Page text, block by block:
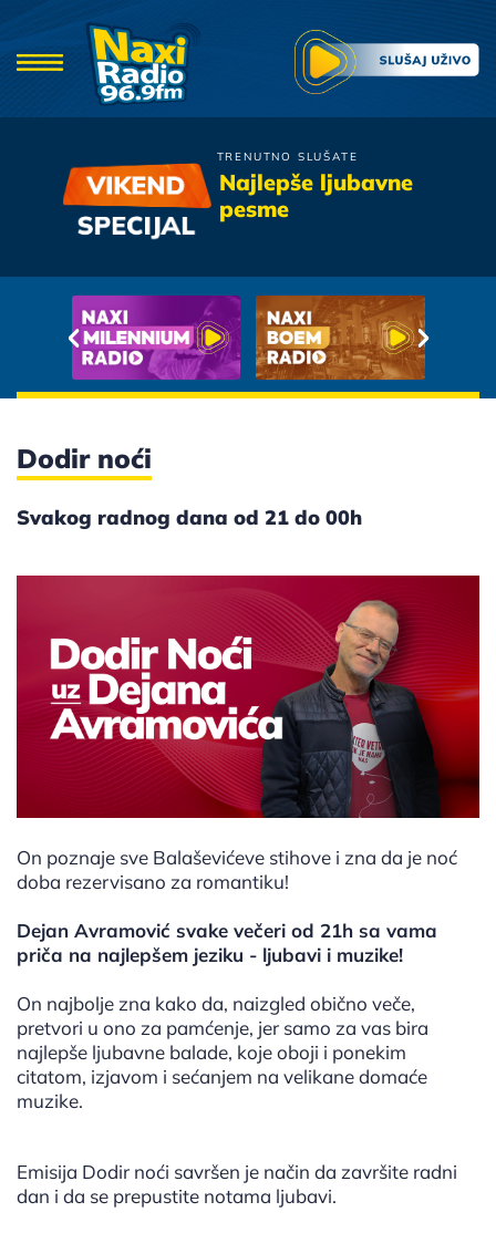
TRENUTNO SLUŠATE
Najlepše ljubavne
pesme
Zana
Ozenices Se Ti
Dodir noći
Svakog radnog dana od 21 do 00h
On poznaje sve Balaševićeve stihove i zna da je noć
doba rezervisano za romantiku!
Dejan Avramović svake večeri od 21h sa vama
priča na najlepšem jeziku - ljubavi i muzike!
On najbolje zna kako da, naizgled obično veče,
pretvori u ono za pamćenje, jer samo za vas bira
najlepše ljubavne balade, koje oboji i ponekim
citatom, izjavom i sećanjem na velikane domaće
muzike.
Emisija Dodir noći savršen je način da završite radni
dan i da se prepustite notama ljubavi.